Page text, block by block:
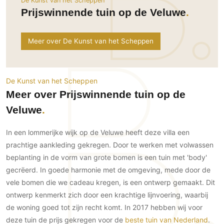
Woondecoratie
Inrichting
Roomdividers
Meubels
Verlichting
Haarden
Interieurbouw
Trappen
Keuken
Keukenapparatuur
Keukenbladen
Ramen
Buitendeuren
Deursystemen
Glazen wandsystemen
Garagedeuren
Buitenshutters
Overig
Autolift
3D visualisaties
Gevel
Tuinmeubelen
Zwemmen
Zwembad en zwemvijver
Vloer
Buitenvloeren
Houten buitenvloeren
Natuursteen en keramiek
buitenvloeren
Vlonders
Kinderkamer
Slaapkamer
Thuisbioscoop
Toilet
Wellness
Werkkamer
Wijnkelder
Buitenkijken
Bijgebouw / Poolhouse
Terrasoverkapping
Tuin
Villa
Zwembad
Prijswinnende tuin op de Veluwe
Meer over De Kunst van het Scheppen
De Kunst van het Scheppen
Meer over Prijswinnende tuin op de
Veluwe
In een lommerijke wijk op de Veluwe heeft deze villa een
prachtige aankleding gekregen. Door te werken met volwassen
beplanting in de vorm van grote bomen is een tuin met 'body'
gecrëerd. In goede harmonie met de omgeving, mede door de
vele bomen die we cadeau kregen, is een ontwerp gemaakt. Dit
ontwerp kenmerkt zich door een krachtige lijnvoering, waarbij
de woning goed tot zijn recht komt. In 2017 hebben wij voor
deze tuin de prijs gekregen voor de beste tuin van Nederland.